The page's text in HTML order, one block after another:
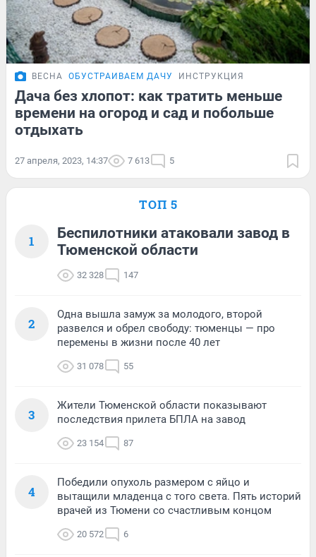
ВЕСНА ОБУСТРАИВАЕМ ДАЧУ ИНСТРУКЦИЯ
Дача без хлопот: как тратить меньше
времени на огород и сад и побольше
отдыхать
27 апреля, 2023, 14:37 7 613 5
ТОП 5
1
Беспилотники атаковали завод в
Тюменской области
32 328 147
2
Одна вышла замуж за молодого, второй
развелся и обрел свободу: тюменцы — про
перемены в жизни после 40 лет
31 078 55
3
Жители Тюменской области показывают
последствия прилета БПЛА на завод
23 154 87
4
Победили опухоль размером с яйцо и
вытащили младенца с того света. Пять историй
врачей из Тюмени со счастливым концом
20 572 6